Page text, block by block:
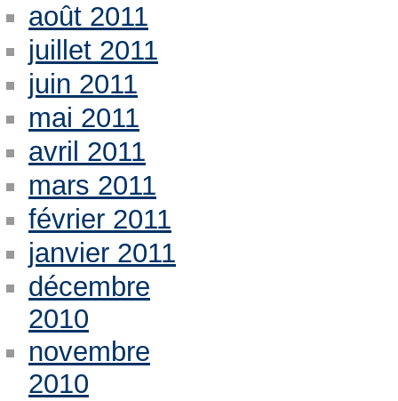
août 2011
juillet 2011
juin 2011
mai 2011
avril 2011
mars 2011
février 2011
janvier 2011
décembre
2010
novembre
2010